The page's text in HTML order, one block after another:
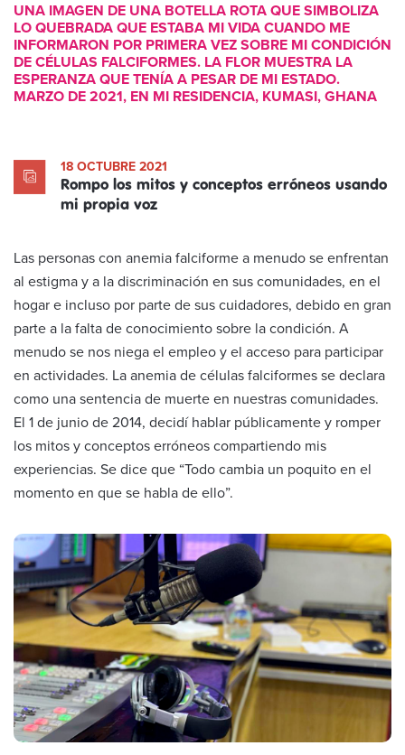
UNA IMAGEN DE UNA BOTELLA ROTA QUE SIMBOLIZA
LO QUEBRADA QUE ESTABA MI VIDA CUANDO ME
INFORMARON POR PRIMERA VEZ SOBRE MI CONDICIÓN
DE CÉLULAS FALCIFORMES. LA FLOR MUESTRA LA
ESPERANZA QUE TENÍA A PESAR DE MI ESTADO.
MARZO DE 2021, EN MI RESIDENCIA, KUMASI, GHANA
18 OCTUBRE 2021
Rompo los mitos y conceptos erróneos usando
mi propia voz
Las personas con anemia falciforme a menudo se enfrentan
al estigma y a la discriminación en sus comunidades, en el
hogar e incluso por parte de sus cuidadores, debido en gran
parte a la falta de conocimiento sobre la condición. A
menudo se nos niega el empleo y el acceso para participar
en actividades. La anemia de células falciformes se declara
como una sentencia de muerte en nuestras comunidades.
El 1 de junio de 2014, decidí hablar públicamente y romper
los mitos y conceptos erróneos compartiendo mis
experiencias. Se dice que “Todo cambia un poquito en el
momento en que se habla de ello”.